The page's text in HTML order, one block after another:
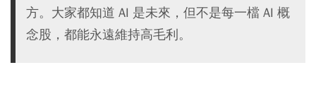
方。大家都知道 AI 是未來，但不是每一檔 AI 概
念股，都能永遠維持高毛利。